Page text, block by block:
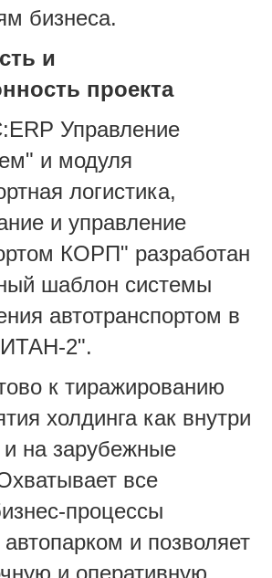
бизнеса.
и
проекта
Управление
и модуля
логистика,
и управление
КОРП" разработан
шаблон системы
автотранспортом в
2".
к тиражированию
холдинга как внутри
и на зарубежные
все
процессы
и позволяет
и оперативную